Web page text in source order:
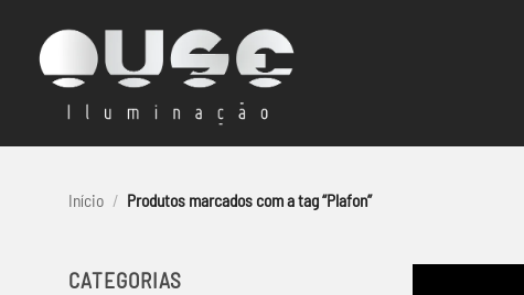
content
Início / Produtos marcados com a tag “Plafon”
CATEGORIAS